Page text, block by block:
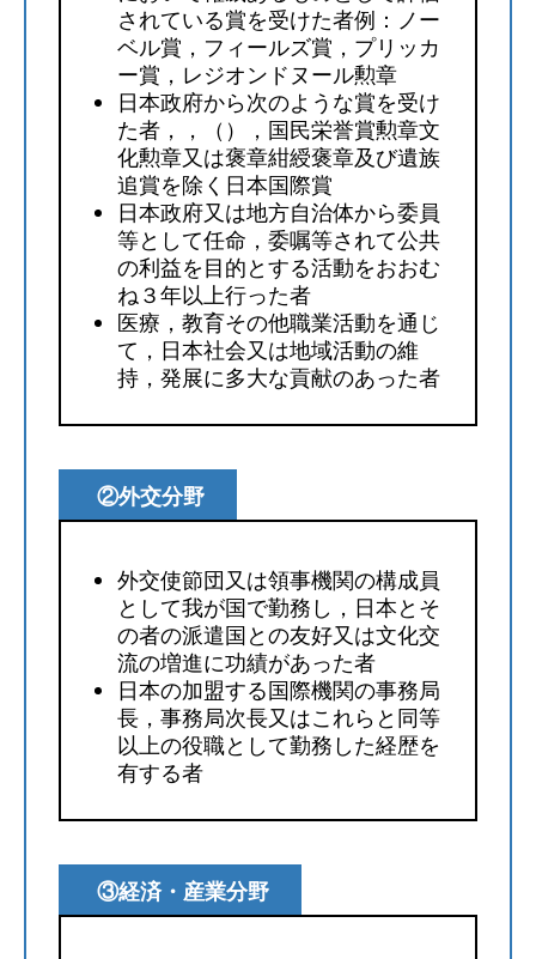
されている賞を受けた者例：ノー
ベル賞，フィールズ賞，プリッカ
ー賞，レジオンドヌール勲章
日本政府から次のような賞を受け
た者，，（），国民栄誉賞勲章文
化勲章又は褒章紺綬褒章及び遺族
追賞を除く日本国際賞
日本政府又は地方自治体から委員
等として任命，委嘱等されて公共
の利益を目的とする活動をおおむ
ね３年以上行った者
医療，教育その他職業活動を通じ
て，日本社会又は地域活動の維
持，発展に多大な貢献のあった者
②外交分野
外交使節団又は領事機関の構成員
として我が国で勤務し，日本とそ
の者の派遣国との友好又は文化交
流の増進に功績があった者
日本の加盟する国際機関の事務局
長，事務局次長又はこれらと同等
以上の役職として勤務した経歴を
有する者
③経済・産業分野